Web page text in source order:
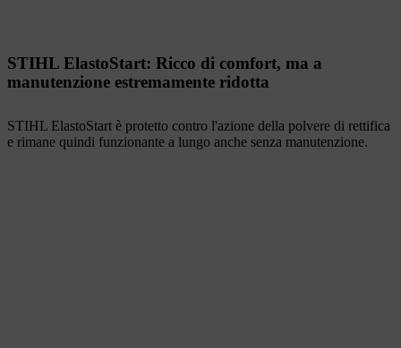
STIHL ElastoStart: Ricco di comfort, ma a
manutenzione estremamente ridotta
STIHL ElastoStart è protetto contro l'azione della polvere di rettifica
e rimane quindi funzionante a lungo anche senza manutenzione.